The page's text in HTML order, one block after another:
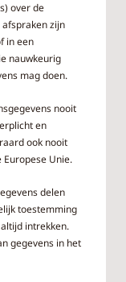
over de
zijn
in een
nauwkeurig
mag doen.
nooit
en
ook nooit
Unie.
delen
toestemming
intrekken.
gegevens in het